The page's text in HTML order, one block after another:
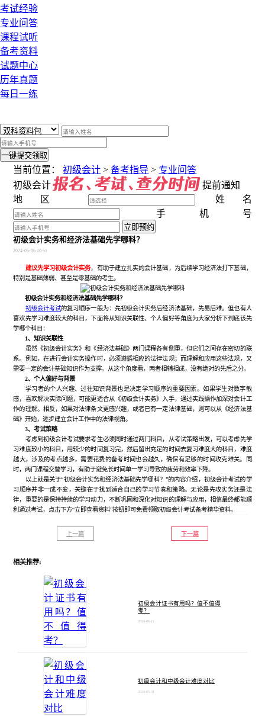
考试经验
专业问答
课程试听
备考资料
试题中心
历年真题
每日一练
一键提交领取
当前位置：初级会计 >备考指导 >专业问答
初级会计
提前通知
地区
姓名
手机号
立即预约
初级会计实务和经济法基础先学哪科？
2024-05-06 10:51
建议先学习初级会计实务，有助于建立扎实的会计基础，为后续学习经济法打下基础，
特别是基础薄弱、甚至是零基础的考生。
初级会计实务和经济法基础先学哪科？
初级会计考试的复习顺序一般为：先初级会计实务后经济法基础，先易后难。但也有人
喜欢先学习难度较大的科目，下面将从知识关联性、个人偏好等角度为大家分析下到底该先
学哪个科目：
1、知识关联性
虽然《初级会计实务》和《经济法基础》两门课程各有侧重，但它们之间存在密切的联
系。例如，在进行会计实务操作时，必须遵循相应的法律法规；而理解和应用这些法规，又
需要一定的会计基础知识作为支撑。从这个角度看，两者相辅相成，没有绝对的先后之分。
2、个人偏好与背景
学习者的个人兴趣、过往知识背景也是决定学习顺序的重要因素。如果学生对数字敏
感，喜欢解决实际问题，可能更适合从《初级会计实务》入手，通过实践操作加深对会计工
作的理解。相反，如果对法律条文更感兴趣，或者已有一定法律基础，则可以从《经济法基
础》开始，逐步建立会计工作中的法律视角。
3、考试策略
考虑到初级会计考试要求考生必须同时通过两门科目，从考试策略出发，可以考虑先学
习难度较小的科目，用较少的时间复习完，然后留出充足的时间去复习难度大的科目，难度
越大，涉及的考点越多，需要花费的备考时间也会越久，确保有足够的时间攻克难关。同
时，两门课程交替学习，有助于避免长时间单一学习导致的疲劳和效率下降。
以上就是关于“初级会计实务和经济法基础先学哪科？”的内容介绍，初级会计考试的学
习顺序并非一成不变，关键在于找到适合自己的学习节奏和策略。无论是先攻实务还是法
律，重要的是保持持续的学习动力，不断巩固和深化对知识的理解与应用，相信最终都能顺
利通过考试，点击下方“立即查看资料”按钮即可免费领取初级会计考试备考精华资料。
上一篇 下一篇
相关推荐:
初级会计证书有用吗？值不值得
考？
2024-06-11
初级会计和中级会计难度对比
2024-05-31